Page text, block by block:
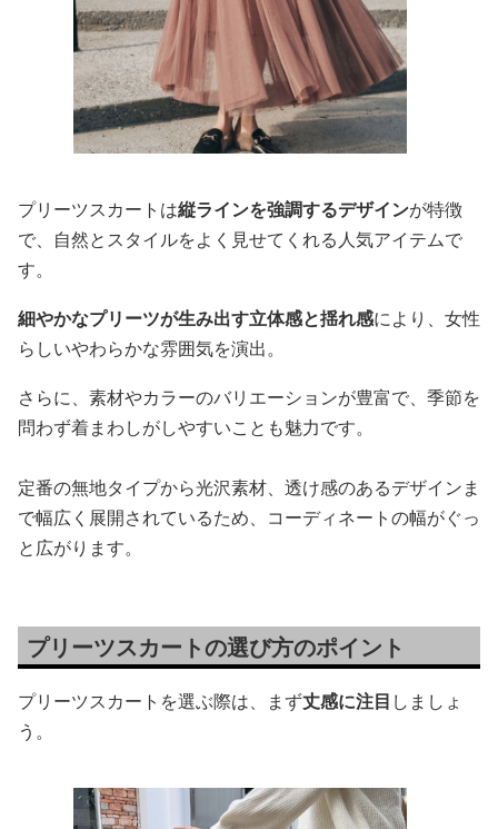
プリーツスカートは縦ラインを強調するデザインが特徴
で、自然とスタイルをよく見せてくれる人気アイテムで
す。
細やかなプリーツが生み出す立体感と揺れ感により、女性
らしいやわらかな雰囲気を演出。
さらに、素材やカラーのバリエーションが豊富で、季節を
問わず着まわしがしやすいことも魅力です。
定番の無地タイプから光沢素材、透け感のあるデザインま
で幅広く展開されているため、コーディネートの幅がぐっ
と広がります。
プリーツスカートの選び方のポイント
プリーツスカートを選ぶ際は、まず丈感に注目 しましょ
う。